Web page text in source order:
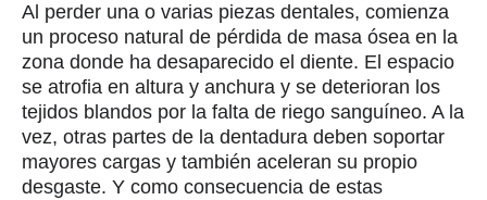
Al perder una o varias piezas dentales, comienza
un proceso natural de pérdida de masa ósea en la
zona donde ha desaparecido el diente. El espacio
se atrofia en altura y anchura y se deterioran los
tejidos blandos por la falta de riego sanguíneo. A la
vez, otras partes de la dentadura deben soportar
mayores cargas y también aceleran su propio
desgaste. Y como consecuencia de estas